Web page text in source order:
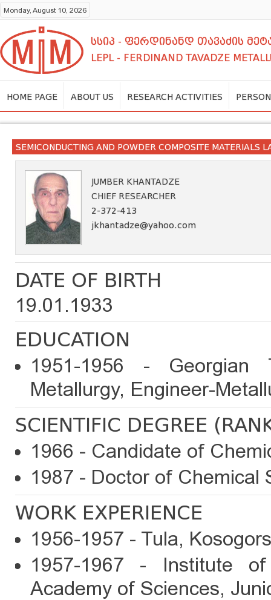
Monday, August 10, 2026
სსიპ - ფერდინანდ თავაძის
LEPL - FERDINAND TAVADZE
HOME PAGE ABOUT US RESEARCH ACTIVITIES
SEMICONDUCTING AND POWDER COMPOSITE MATERIALS
JUMBER KHANTADZE
CHIEF RESEARCHER
2-372-413
jkhantadze@yahoo.com
DATE OF BIRTH
19.01.1933
EDUCATION
1951-1956 - Georgian
Metallurgy, Engineer-
SCIENTIFIC DEGREE
1966 - Candidate of
1987 - Doctor of Chemical
WORK EXPERIENCE
1956-1957 - Tula,
1957-1967 - Institute
Academy of Sciences,